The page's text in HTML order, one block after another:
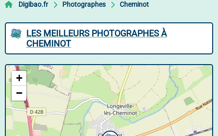
Digibao.fr Photographes Cheminot
LES MEILLEURS PHOTOGRAPHES À
CHEMINOT
+
−